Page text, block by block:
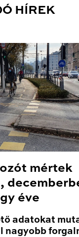
HÍREK
mértek
éve
adatokat
nagyobb